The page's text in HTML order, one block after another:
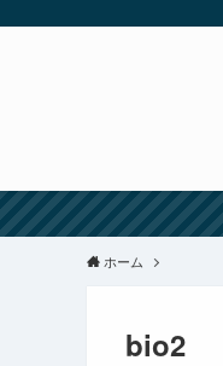
ホーム
bio2